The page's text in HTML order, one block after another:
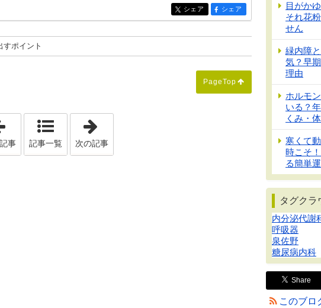
entry324
シェア entry324
シェア
すポイント
PageTop
「目がかゆい・充血する...それ花粉症かもしれません」
事 記事一覧
「子どもの視力低下の原因は？スマホやゲームの影響
次の記事
目がか
それ花
せん
緑内障
気？早
理由
ホルモ
いる？
くみ・
寒くて
時こそ
る簡単
タグクラ
内分泌代謝
呼吸器
泉佐野
糖尿病内科
Share
このブロ